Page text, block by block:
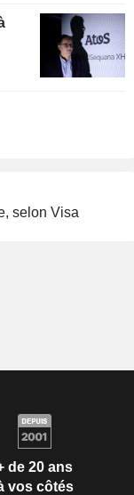
selon Visa
de 20 ans
vos côtés